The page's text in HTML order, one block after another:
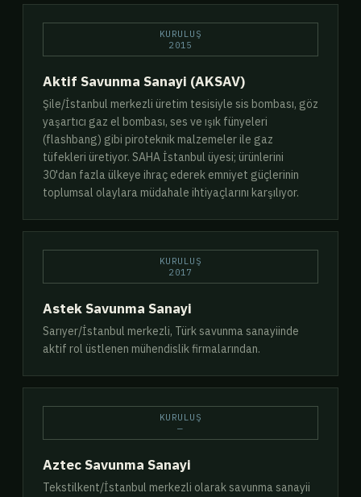
KURULUŞ
2015
Aktif Savunma Sanayi (AKSAV)
Şile/İstanbul merkezli üretim tesisiyle sis bombası, göz
yaşartıcı gaz el bombası, ses ve ışık fünyeleri
(flashbang) gibi piroteknik malzemeler ile gaz
tüfekleri üretiyor. SAHA İstanbul üyesi; ürünlerini
30'dan fazla ülkeye ihraç ederek emniyet güçlerinin
toplumsal olaylara müdahale ihtiyaçlarını karşılıyor.
KURULUŞ
2017
Astek Savunma Sanayi
Sarıyer/İstanbul merkezli, Türk savunma sanayiinde
aktif rol üstlenen mühendislik firmalarından.
KURULUŞ
—
Aztec Savunma Sanayi
Tekstilkent/İstanbul merkezli olarak savunma sanayii